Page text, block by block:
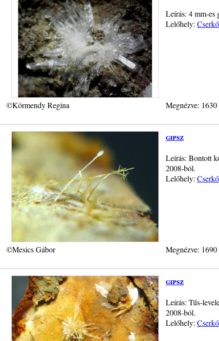
Leírás: 4 mm-es
Lelőhely:
©Körmendy Regina Megnézve:
gipsz
Leírás: Bontott
2008-ból.
Lelőhely:
©Mesics Gábor Megnézve:
gipsz
Leírás: Tűs-
2008-ból.
Lelőhely: